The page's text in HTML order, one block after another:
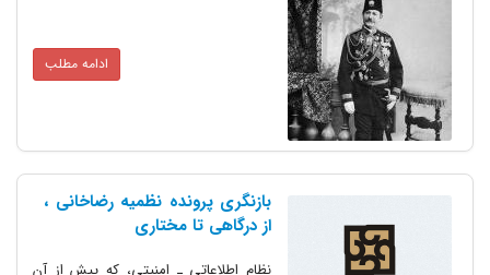
بازنگری پرونده نظمیه رضاخانی ،
از درگاهی تا مختاری
نظام اطلاعاتی ـ امنیتی، که پیش از آن